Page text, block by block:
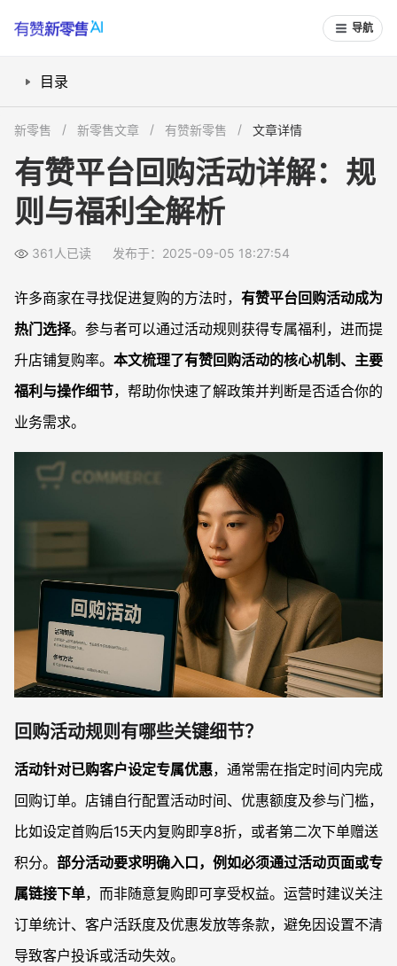
导航
目录
如何参与有赞回购活动，操作流程复杂吗？
有赞回购活动与其它电商平台有何不同？
回购活动会对利润造成压力吗？
客户参与回购活动的入口如何设置更有效？
新零售 新零售文章 有赞新零售 文章详情
有赞平台回购活动详解：规
则与福利全解析
361人已读 发布于：2025-09-05 18:27:54
许多商家在寻找促进复购的方法时， 有赞平台回购活动成为
热门选择。参与者可以通过活动规则获得专属福利，进而提
升店铺复购率。 本文梳理了有赞回购活动的核心机制、主要
福利与操作细节，帮助你快速了解政策并判断是否适合你的
业务需求。
回购活动规则有哪些关键细节？
活动针对已购客户设定专属优惠，通常需在指定时间内完成
回购订单。店铺自行配置活动时间、优惠额度及参与门槛，
比如设定首购后15天内复购即享8折，或者第二次下单赠送
积分。 部分活动要求明确入口，例如必须通过活动页面或专
属链接下单，而非随意复购即可享受权益。运营时建议关注
订单统计、客户活跃度及优惠发放等条款，避免因设置不清
导致客户投诉或活动失效。